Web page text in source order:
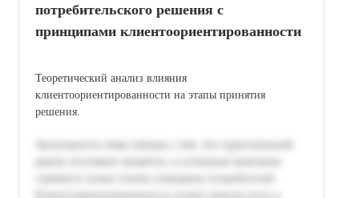
потребительского решения с
принципами клиентоориентированности
Теоретический анализ влияния
клиентоориентированности на этапы принятия
решения.